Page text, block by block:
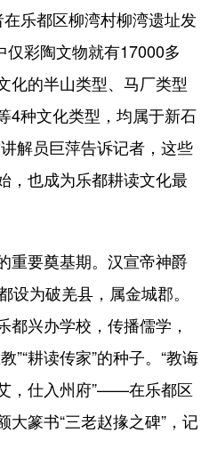
乐都区柳湾村柳湾遗址发
彩陶文物就有17000多
化的半山类型、马厂类型
4种文化类型，均属于新石
解员巨萍告诉记者，这些
，也成为乐都耕读文化最
要奠基期。汉宣帝神爵
设为破羌县，属金城郡。
都兴办学校，传播儒学，
”“耕读传家”的种子。“教诲
，仕入州府”——在乐都区
篆书“三老赵掾之碑”，记